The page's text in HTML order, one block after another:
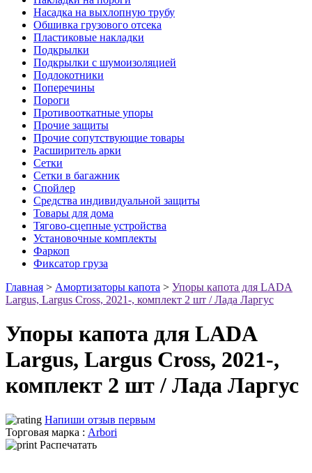
Насадка на выхлопную трубу
Обшивка грузового отсека
Пластиковые накладки
Подкрылки
Подкрылки с шумоизоляцией
Подлокотники
Поперечины
Пороги
Противооткатные упоры
Прочие защиты
Прочие сопутствующие товары
Расширитель арки
Сетки
Сетки в багажник
Спойлер
Средства индивидуальной защиты
Товары для дома
Тягово-сцепные устройства
Установочные комплекты
Фаркоп
Фиксатор груза
Главная > Амортизаторы капота > Упоры капота для LADA
Largus, Largus Cross, 2021-, комплект 2 шт / Лада Ларгус
Упоры капота для LADA
Largus, Largus Cross, 2021-,
комплект 2 шт / Лада Ларгус
Напиши отзыв первым
Торговая марка : Arbori
Распечатать